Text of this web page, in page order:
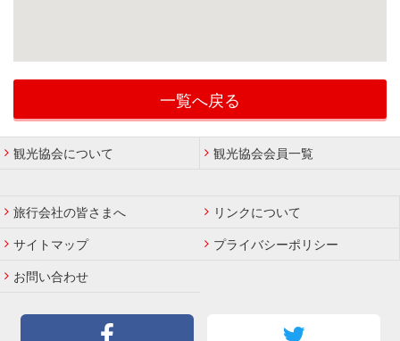
一覧へ戻る
観光協会について 観光協会会員一覧
旅行会社の皆さまへ
リンクについて
サイトマップ
プライバシーポリシー
お問い合わせ